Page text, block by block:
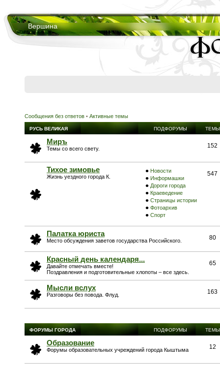
Вершина
Сообщения без ответов • Активные темы
РУСЬ ВЕЛИКАЯ ПОДФОРУМЫ ТЕМЫ
Миръ
Темы со всего свету. 152
Тихое зимовье
Жизнь уездного города К.
Новости
Информашки
Дороги города
Краеведение
Страницы истории
Фотоархив
Спорт
547
Палатка юриста
Место обсуждения заветов государства Российского. 80
Красный день календаря...
Давайте отмечать вместе!
Поздравления и подготовительные хлопоты – все здесь.
65
Мысли вслух
Разговоры без повода. Флуд. 163
ФОРУМЫ ГОРОДА ПОДФОРУМЫ ТЕМЫ
Образование
Форумы образовательных учреждений города Кыштыма 12